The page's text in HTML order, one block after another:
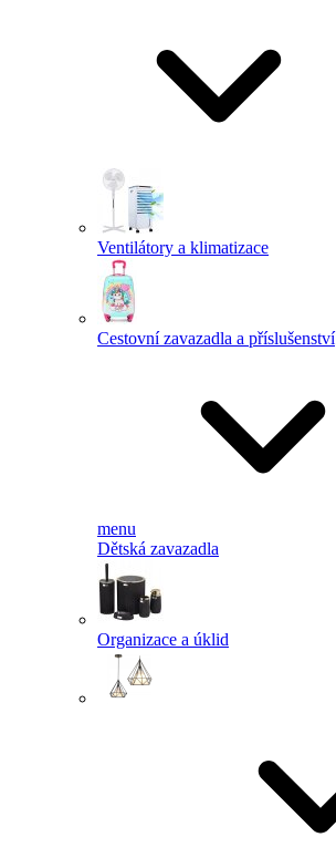
Ventilátory a klimatizace
Cestovní zavazadla a příslušenství
menu
Dětská zavazadla
Organizace a úklid